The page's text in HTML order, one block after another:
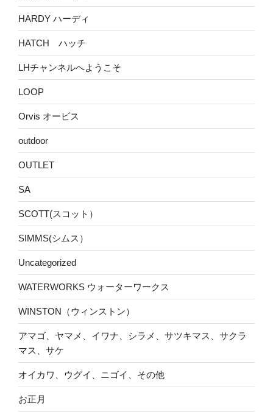
HARDY ハーディ
HATCH ハッチ
LHチャンネルへようこそ
LOOP
Orvis オービス
outdoor
OUTLET
SA
SCOTT(スコット）
SIMMS(シムス）
Uncategorized
WATERWORKS ウォーターワークス
WINSTON（ウィンストン）
アマゴ、ヤマメ、イワナ、シラメ、サツキマス、サクラ
マス、サケ
オイカワ、ウグイ、ニゴイ、その他
お正月